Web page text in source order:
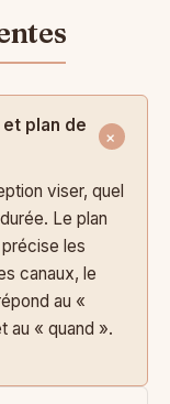
plan de
viser, quel
Le plan
les
canaux, le
au «
au « quand ».